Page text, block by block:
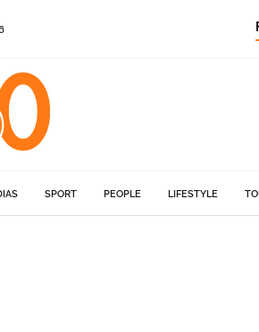
SPORT PEOPLE LIFESTYLE